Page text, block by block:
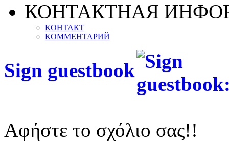
КОНТАКТНАЯ
КОНТАКТ
КОММЕНТАРИЙ
Sign guestbook
Αφήστε το σχόλιο σας!!